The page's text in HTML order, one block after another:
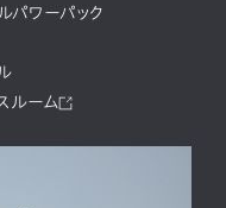
パワーパック
ルーム